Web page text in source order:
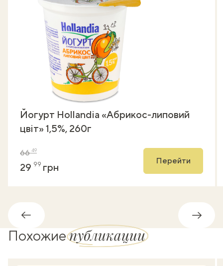
Йогурт Hollandia «Абрикос-липовий
цвіт» 1,5%, 260г
6649
29 99 грн
Перейти
Обратно
Похожиепубликации